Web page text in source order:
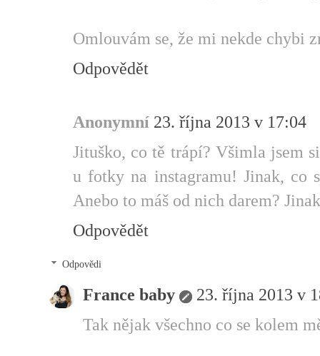
Omlouvám se, že mi nekde chybi
Odpovědět
Anonymní 23. října 2013 v 17:04
Jituško, co tě trápí? Všimla jsem
u fotky na instagramu! Jinak, co
Anebo to máš od nich darem?
Odpovědět
Odpovědi
France baby
23. října 2013 v
Tak nějak všechno co se kolem